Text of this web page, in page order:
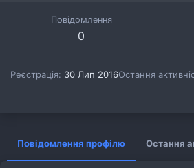
Повідомлення
0
Реєстрація 30 Лип 2016Остання
Повідомлення профілю Остання